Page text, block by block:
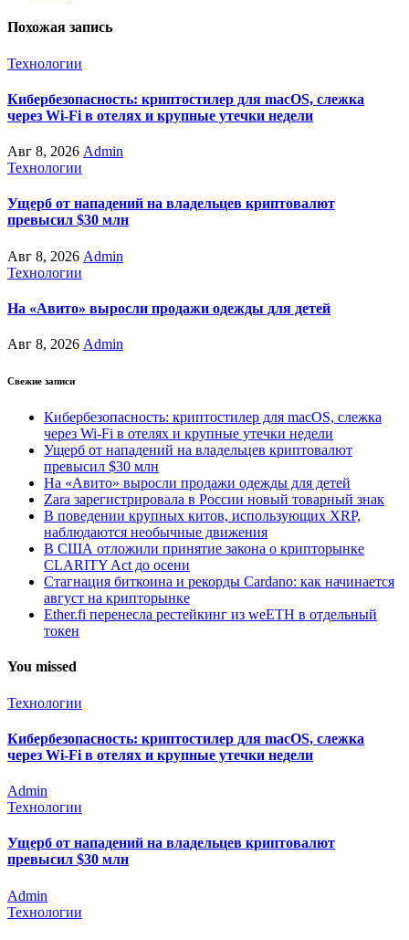
Похожая запись
Технологии
Кибербезопасность: криптостилер для macOS, слежка
через Wi-Fi в отелях и крупные утечки недели
Авг 8, 2026 Admin
Технологии
Ущерб от нападений на владельцев криптовалют
превысил $30 млн
Авг 8, 2026 Admin
Технологии
На «Авито» выросли продажи одежды для детей
Авг 8, 2026 Admin
Свежие записи
Кибербезопасность: криптостилер для macOS, слежка
через Wi-Fi в отелях и крупные утечки недели
Ущерб от нападений на владельцев криптовалют
превысил $30 млн
На «Авито» выросли продажи одежды для детей
Zara зарегистрировала в России новый товарный знак
В поведении крупных китов, использующих XRP,
наблюдаются необычные движения
В США отложили принятие закона о крипторынке
CLARITY Act до осени
Стагнация биткоина и рекорды Cardano: как начинается
август на крипторынке
Ether.fi перенесла рестейкинг из weETH в отдельный
токен
You missed
Технологии
Кибербезопасность: криптостилер для macOS, слежка
через Wi-Fi в отелях и крупные утечки недели
Admin
Технологии
Ущерб от нападений на владельцев криптовалют
превысил $30 млн
Admin
Технологии